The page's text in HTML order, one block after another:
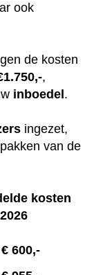
ook
de kosten
,
inboedel .
ingezet,
van de
kosten
2026
€ 600,-